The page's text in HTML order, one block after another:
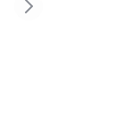
Previous slide